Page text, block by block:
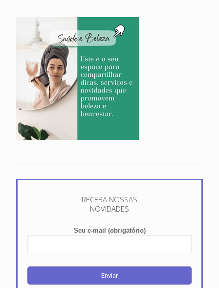
RECEBA NOSSAS
NOVIDADES
Seu e-mail (obrigatório)